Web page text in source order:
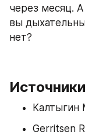
через месяц.
вы
нет?
Источники
Gerritsen